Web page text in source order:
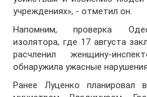
учреждениях», - отметил он.
Напомним, проверка
изолятора, где 17 августа
расчленил женщину-
обнаружила ужасные
Ранее Луценко планировал